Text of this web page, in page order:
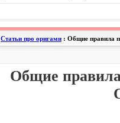
Статьи про оригами : Общие правила
Общие